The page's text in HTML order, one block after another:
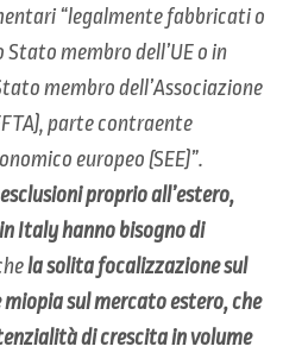
“legalmente fabbricati o
membro dell’UE o in
membro dell’Associazione
parte contraente
europeo (SEE)”.
proprio all’estero,
Italy hanno bisogno di
la solita focalizzazione sul
sul mercato estero, che
di crescita in volume